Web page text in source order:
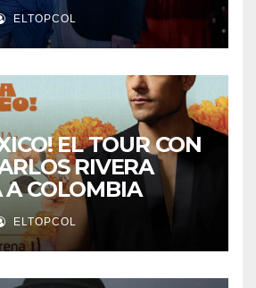
ELTOPCOL
EL TOUR CON
RIVERA
A COLOMBIA
ELTOPCOL